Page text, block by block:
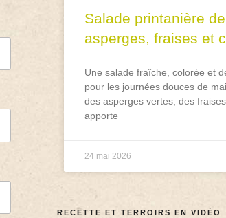
Salade printanière
asperges, fraises et
Une salade fraîche, colorée et
pour les journées douces de
des asperges vertes, des
apporte
24 mai 2026
RECETTE ET TERROIRS EN VIDÉO